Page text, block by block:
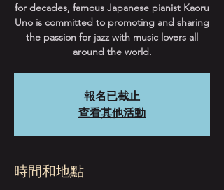
for decades, famous Japanese pianist Kaoru
Uno is committed to promoting and sharing
the passion for jazz with music lovers all
around the world.
報名已截止
查看其他活動
時間和地點